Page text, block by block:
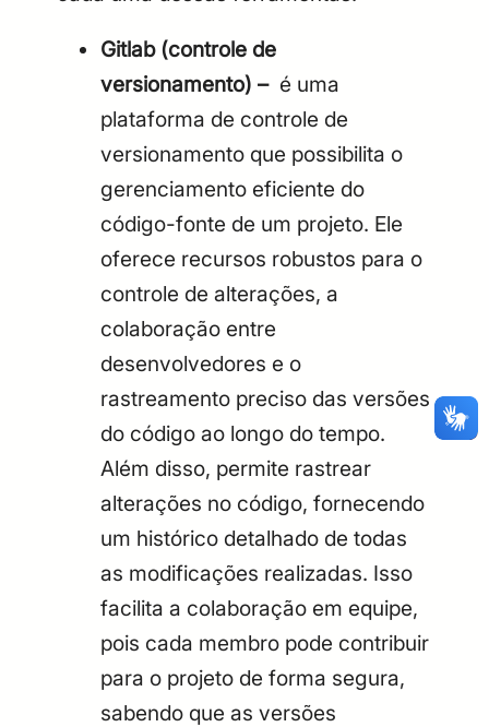
Email
CPF
Email
Digite sua senha Confirme a senha
Gitlab (controle de
versionamento) – é uma
plataforma de controle de
versionamento que possibilita o
gerenciamento eficiente do
código-fonte de um projeto. Ele
oferece recursos robustos para o
controle de alterações, a
colaboração entre
desenvolvedores e o
rastreamento preciso das versões
do código ao longo do tempo.
Além disso, permite rastrear
alterações no código, fornecendo
um histórico detalhado de todas
as modificações realizadas. Isso
facilita a colaboração em equipe,
pois cada membro pode contribuir
para o projeto de forma segura,
sabendo que as versões